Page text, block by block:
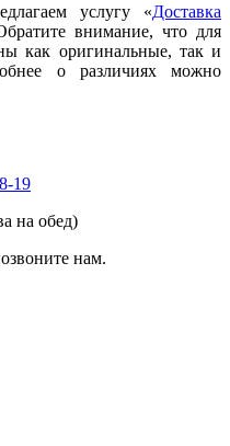
услугу «Доставка
внимание, что для
как оригинальные, так и
о различиях можно
19
на обед)
нам.